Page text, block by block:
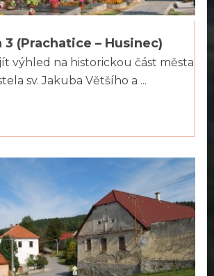
(Prachatice – Husinec)
výhled na historickou část města
sv. Jakuba Většího a ...